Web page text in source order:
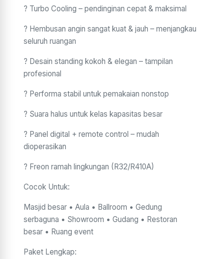
? Turbo Cooling – pendinginan cepat & maksimal
? Hembusan angin sangat kuat & jauh – menjangkau
seluruh ruangan
? Desain standing kokoh & elegan – tampilan
profesional
? Performa stabil untuk pemakaian nonstop
? Suara halus untuk kelas kapasitas besar
? Panel digital + remote control – mudah
dioperasikan
? Freon ramah lingkungan (R32/R410A)
Cocok Untuk:
Masjid besar • Aula • Ballroom • Gedung
serbaguna • Showroom • Gudang • Restoran
besar • Ruang event
Paket Lengkap: